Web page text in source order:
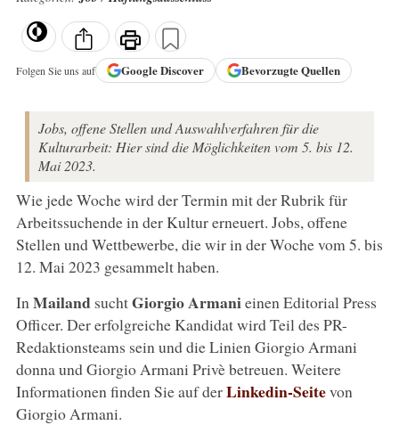
Folgen Sie uns auf GoogleDiscover Bevorzugte Quellen
Jobs, offene Stellen und Auswahlverfahren für die
Kulturarbeit: Hier sind die Möglichkeiten vom 5. bis 12.
Mai 2023.
Wie jede Woche wird der Termin mit der Rubrik für
Arbeitssuchende in der Kultur erneuert. Jobs, offene
Stellen und Wettbewerbe, die wir in der Woche vom 5. bis
12. Mai 2023 gesammelt haben.
In Mailand suchtGiorgio Armanieinen Editorial Press
Officer. Der erfolgreiche Kandidat wird Teil des PR-
Redaktionsteams sein und die Linien Giorgio Armani
donna und Giorgio Armani Privè betreuen. Weitere
Informationen finden Sie auf derLinkedin-Seitevon
Giorgio Armani.